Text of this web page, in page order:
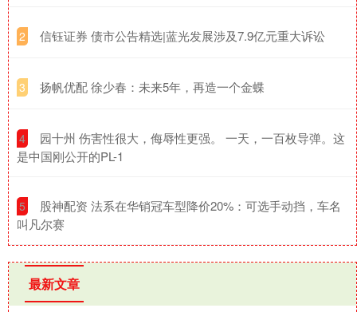
2 ​信钰证券 债市公告精选|蓝光发展涉及7.9亿元重大诉讼
3 ​扬帆优配 徐少春：未来5年，再造一个金蝶
4
​园十州 伤害性很大，侮辱性更强。 一天，一百枚导弹。这
是中国刚公开的PL-1
5
​股神配资 法系在华销冠车型降价20%：可选手动挡，车名
叫凡尔赛
最新文章